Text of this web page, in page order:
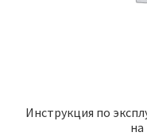
Инструкция по
на